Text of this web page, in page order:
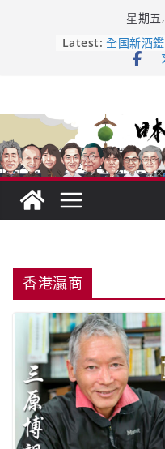
星期
Latest: 日本酒類
全国新酒
市場！梅
龜之井酒
吟釀的堅
香港瀛商